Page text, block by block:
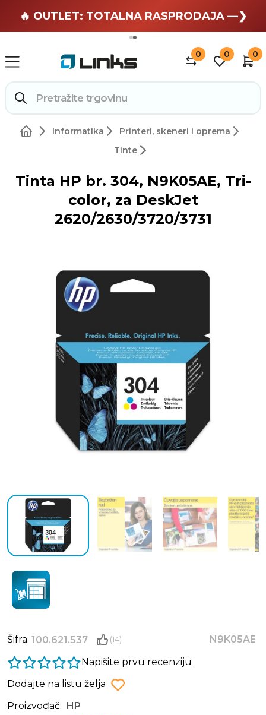
🏄 Zaslužuješ odmor —❯
🔥 OUTLET: TOTALNA RASPRODAJA —❯
0 0 0
Informatika
Printeri, skeneri i oprema
Tinte
Tinta HP br. 304, N9K05AE, Tri-
color, za DeskJet
2620/2630/3720/3731
Šifra: 100.621.537 (14)
N9K05AE
Napišite prvu recenziju
Dodajte na listu želja
Proizvođač:
HP